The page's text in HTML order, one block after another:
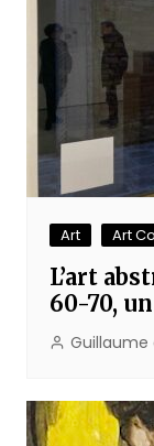
Art Art
L’art
60-70,
Guillaume